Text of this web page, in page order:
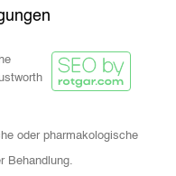
oder pharmakologische
Behandlung.